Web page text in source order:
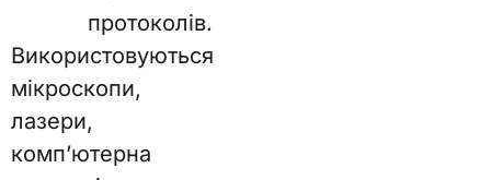
протоколів.
Використовуються
мікроскопи,
лазери,
комп’ютерна